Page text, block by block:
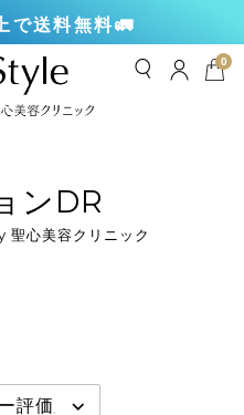
で送料無料🚛
0
ンDR
聖心美容クリニック